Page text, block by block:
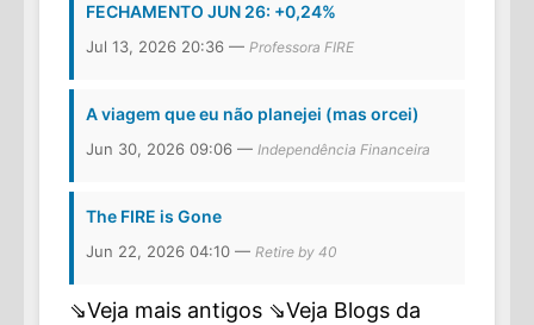
FECHAMENTO JUN 26: +0,24%
Jul 13, 2026 20:36 — Professora FIRE
A viagem que eu não planejei (mas orcei)
Jun 30, 2026 09:06 — Independência Financeira
The FIRE is Gone
Jun 22, 2026 04:10 — Retire by 40
⇘Veja mais antigos ⇘Veja Blogs da